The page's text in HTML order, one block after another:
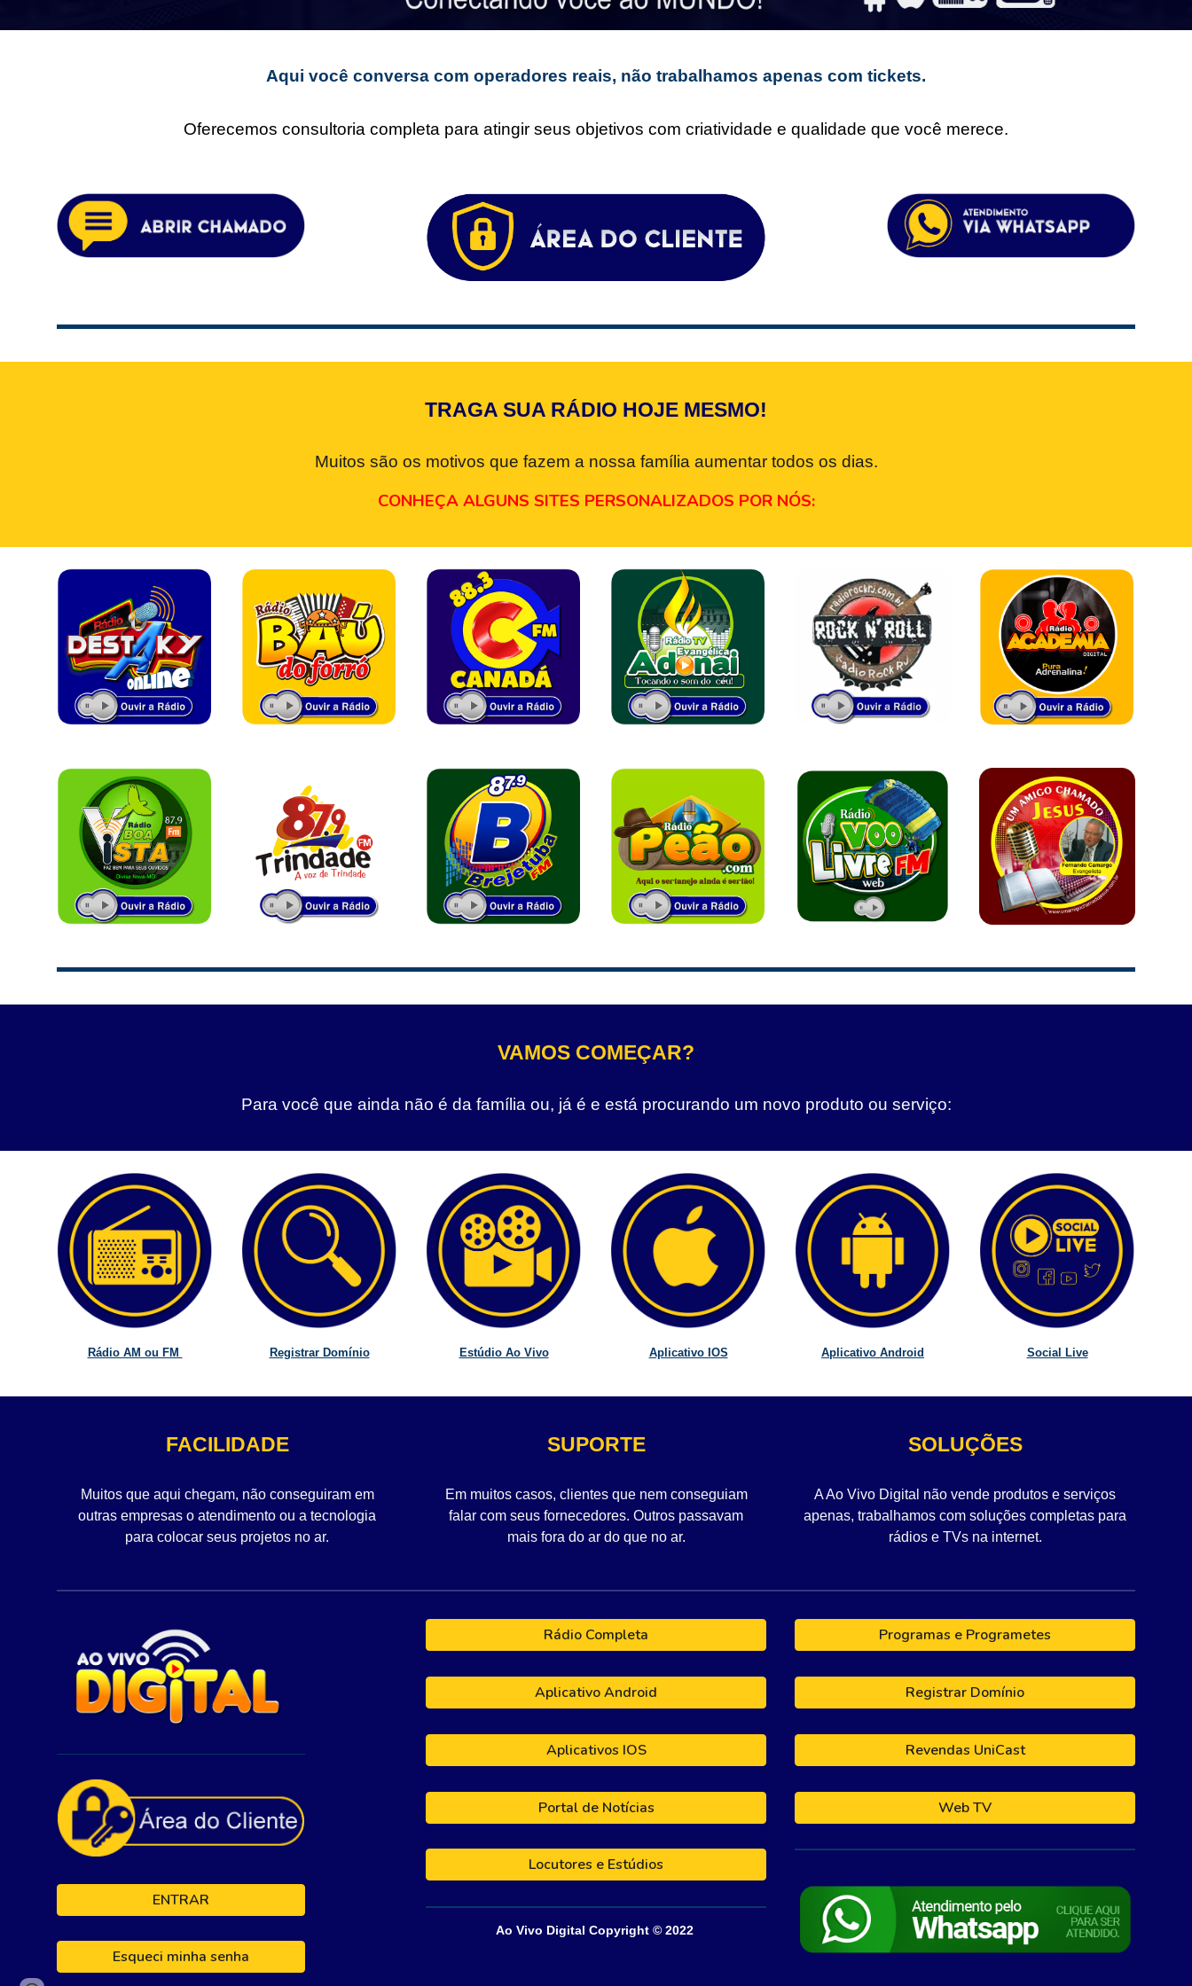
Aqui você conversa com operadores reais, não trabalhamos apenas com tickets.
Oferecemos consultoria completa para atingir seus objetivos com criatividade e qualidade que você merece.
TRAGA SUA RÁDIO HOJE MESMO!
Muitos são os motivos que fazem a nossa família aumentar todos os dias.
CONHEÇA ALGUNS SITES PERSONALIZADOS POR NÓS:
VAMOS COMEÇAR?
Para você que ainda não é da família ou, já é e está procurando um novo produto ou serviço:
Rádio AM ou FM Registrar Domínio Estúdio Ao Vivo Aplicativo IOS Aplicativo Android Social Live
FACILIDADE
Muitos que aqui chegam, não conseguiram em
outras empresas o atendimento ou a tecnologia
para colocar seus projetos no ar.
SUPORTE
Em muitos casos, clientes que nem conseguiam
falar com seus fornecedores. Outros passavam
mais fora do ar do que no ar.
SOLUÇÕES
A Ao Vivo Digital não vende produtos e serviços
apenas, trabalhamos com soluções completas para
rádios e TVs na internet.
ENTRAR
Esqueci minha senha
Rádio Completa
Aplicativo Android
Aplicativos IOS
Portal de Notícias
Locutores e Estúdios
Ao Vivo Digital Copyright © 2022
Programas e Programetes
Registrar Domínio
Revendas UniCast
Web TV